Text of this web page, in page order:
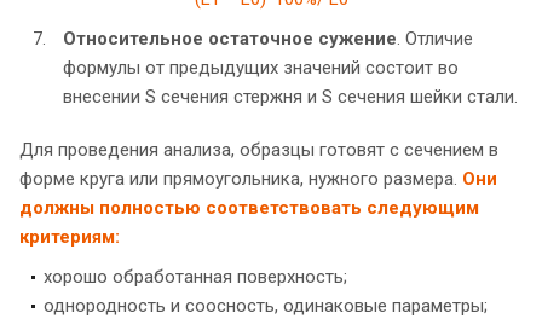
Относительное остаточное сужение. Отличие
формулы от предыдущих значений состоит во
внесении S сечения стержня и S сечения шейки стали.
Для проведения анализа, образцы готовят с сечением в
форме круга или прямоугольника, нужного размера. Они
должны полностью соответствовать следующим
критериям:
хорошо обработанная поверхность;
однородность и соосность, одинаковые параметры;